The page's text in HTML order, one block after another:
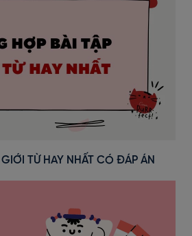
TỪ HAY NHẤT CÓ ĐÁP ÁN